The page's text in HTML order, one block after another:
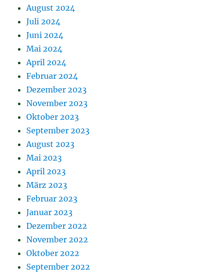
August 2024
Juli 2024
Juni 2024
Mai 2024
April 2024
Februar 2024
Dezember 2023
November 2023
Oktober 2023
September 2023
August 2023
Mai 2023
April 2023
März 2023
Februar 2023
Januar 2023
Dezember 2022
November 2022
Oktober 2022
September 2022